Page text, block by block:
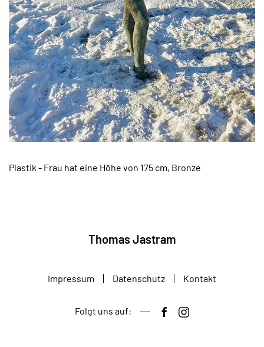
Plastik - Frau hat eine Höhe von 175 cm, Bronze
Thomas Jastram
Impressum Datenschutz Kontakt
Folgt uns auf: